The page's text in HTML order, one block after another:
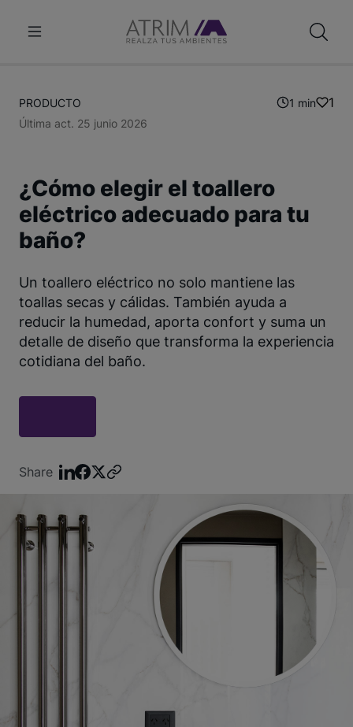
PRODUCTO
Última act. 25 junio 2026
1 min 1
¿Cómo elegir el toallero
eléctrico adecuado para tu
baño?
Un toallero eléctrico no solo mantiene las
toallas secas y cálidas. También ayuda a
reducir la humedad, aporta confort y suma un
detalle de diseño que transforma la experiencia
cotidiana del baño.
Share